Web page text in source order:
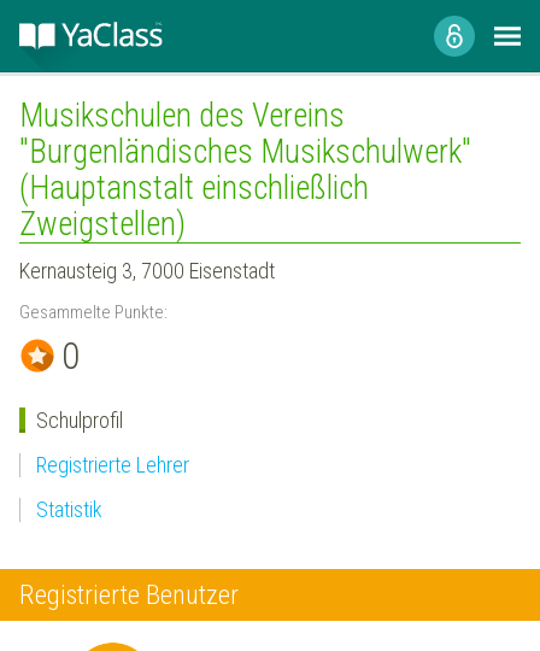
Musikschulen des Vereins
"Burgenländisches Musikschulwerk"
(Hauptanstalt einschließlich
Zweigstellen)
Kernausteig 3, 7000 Eisenstadt
Gesammelte Punkte:
0
Schulprofil
Registrierte Lehrer
Statistik
Registrierte Benutzer